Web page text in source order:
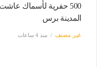
المدينة برس
غير مصنف منذ 4 ساعات